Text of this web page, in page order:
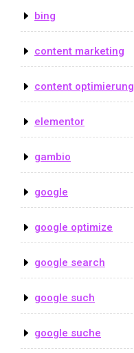
bing
content marketing
content optimierung
elementor
gambio
google
google optimize
google search
google such
google suche